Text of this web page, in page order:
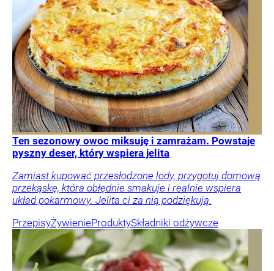
Ten sezonowy owoc miksuję i zamrażam. Powstaje
pyszny deser, który wspiera jelita
Zamiast kupować przesłodzone lody, przygotuj domową
przekąskę, która obłędnie smakuje i realnie wspiera
układ pokarmowy. Jelita ci za nią podziękują.
PrzepisyŻywienieProduktySkładniki odżywcze